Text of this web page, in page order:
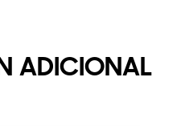
ADICIONAL